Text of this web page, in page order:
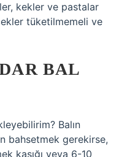
kekler ve pastalar
tüketilmemeli ve
BAL
Balın
bahsetmek gerekirse,
kaşığı veya 6-10